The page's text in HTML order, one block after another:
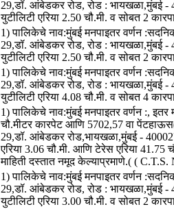
29,डॉ. आंबेडकर रोड, रोड : भायखळा,मुंबई -
युटीलिटी एरिया 2.50 चौ.मी. व सोबत 2
1) पालिकेचे नाव:मुंबई मनपाइतर वर्णन
29,डॉ. आंबेडकर रोड, रोड : भायखळा,मुंबई -
युटीलिटी एरिया 2.50 चौ.मी. व सोबत 2
1) पालिकेचे नाव:मुंबई मनपाइतर वर्णन
29,डॉ. आंबेडकर रोड, रोड : भायखळा,मुंबई -
युटीलिटी एरिया 4.08 चौ.मी. व सोबत 4
1) पालिकेचे नाव:मुंबई मनपाइतर वर्णन :,
चौ.मीटर कारपेट आणि 5702,57 वा
29,डॉ. आंबेडकर रोड,भायखळा,मुंबई -
एरिया 3.06 चौ.मी. आणि टेरेस एरिया 41.75
माहिती दस्तात नमूद केल्याप्रमाणे.( (
1) पालिकेचे नाव:मुंबई मनपाइतर वर्णन
29,डॉ. आंबेडकर रोड, रोड : भायखळा,मुंबई -
युटीलिटी एरिया 3.00 चौ.मी. व सोबत 2